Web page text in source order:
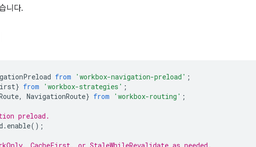
니다.
from 'workbox-navigation-preload' ;
} from 'workbox-strategies' ;
, NavigationRoute} from 'workbox-routing' ;
preload.
. enable();